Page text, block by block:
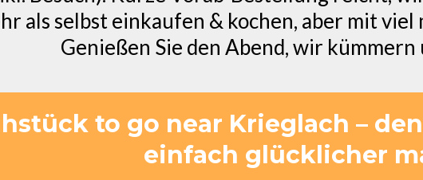
als selbst einkaufen & kochen, aber mit
Genießen Sie den Abend, wir kümmern
to go near Krieglach –
einfach glücklicher